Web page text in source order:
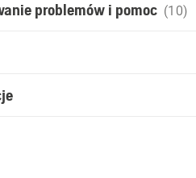
problemów i pomoc (10)